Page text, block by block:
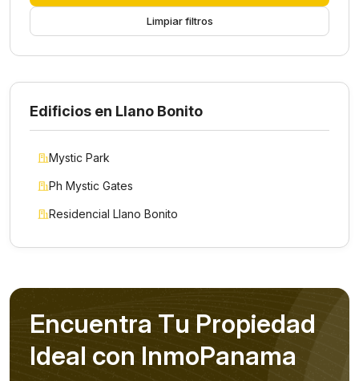
Limpiar filtros
Edificios en Llano Bonito
Mystic Park
Ph Mystic Gates
Residencial Llano Bonito
Encuentra Tu Propiedad
Ideal con InmoPanama